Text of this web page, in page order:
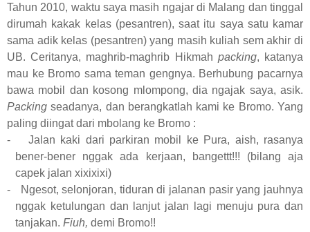
Tahun 2010, waktu saya masih ngajar di Malang dan tinggal
dirumah kakak kelas (pesantren), saat itu saya satu kamar
sama adik kelas (pesantren) yang masih kuliah sem akhir di
UB. Ceritanya, maghrib-maghrib Hikmah packing, katanya
mau ke Bromo sama teman gengnya. Berhubung pacarnya
bawa mobil dan kosong mlompong, dia ngajak saya, asik.
Packing seadanya, dan berangkatlah kami ke Bromo. Yang
paling diingat dari mbolang ke Bromo :
-
Jalan kaki dari parkiran mobil ke Pura, aish, rasanya
bener-bener nggak ada kerjaan, bangettt!!! (bilang aja
capek jalan xixixixi)
-
Ngesot, selonjoran, tiduran di jalanan pasir yang jauhnya
nggak ketulungan dan lanjut jalan lagi menuju pura dan
tanjakan. Fiuh, demi Bromo!!